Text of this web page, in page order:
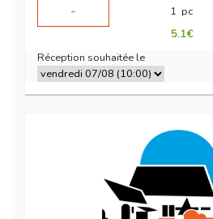
-
1 pc
5.1€
Réception souhaitée le